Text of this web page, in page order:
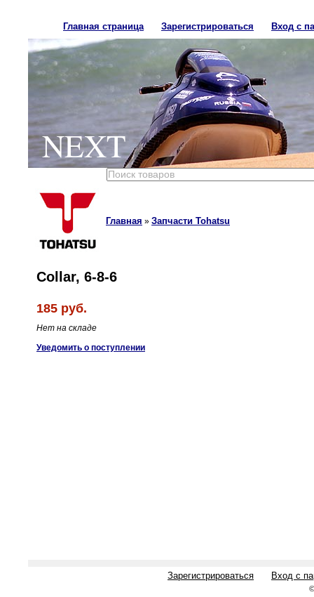
Главная страница Зарегистрироваться Вход с
NEXT
Главная » Запчасти Tohatsu
Collar, 6-8-6
185 руб.
Нет на складе
Уведомить о поступлении
Зарегистрироваться Вход с